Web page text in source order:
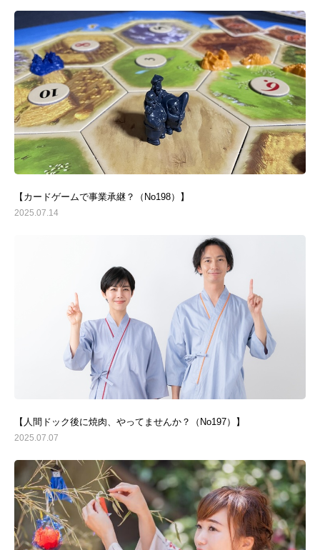
【カードゲームで事業承継？（No198）】
2025.07.14
【人間ドック後に焼肉、やってませんか？（No197）】
2025.07.07